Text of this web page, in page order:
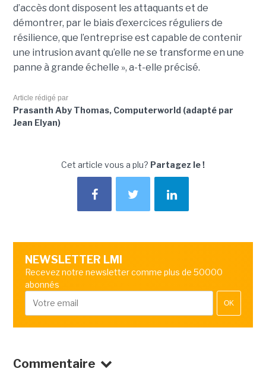
d’accès dont disposent les attaquants et de
démontrer, par le biais d’exercices réguliers de
résilience, que l’entreprise est capable de contenir
une intrusion avant qu’elle ne se transforme en une
panne à grande échelle », a-t-elle précisé.
Article rédigé par
Prasanth Aby Thomas, Computerworld (adapté par
Jean Elyan)
Cet article vous a plu? Partagez le !
NEWSLETTER LMI
Recevez notre newsletter comme plus de 50000
abonnés
OK
Commentaire